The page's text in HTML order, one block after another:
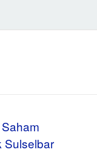
Sulselbar